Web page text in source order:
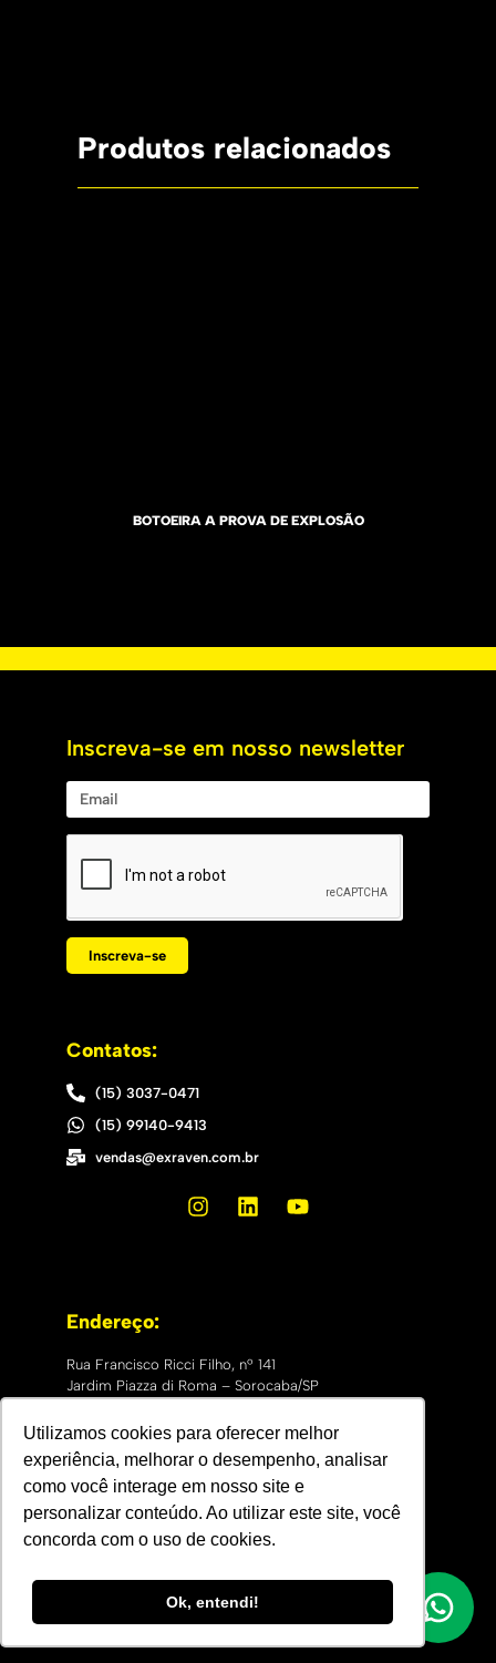
Utilizamos cookies para oferecer melhor
experiência, melhorar o desempenho, analisar
como você interage em nosso site e
personalizar conteúdo. Ao utilizar este site, você
concorda com o uso de cookies.
Ok, entendi!
Produtos relacionados
BOTOEIRA A PROVA DE EXPLOSÃO
Inscreva-se em nosso newsletter
Inscreva-se
Contatos:
(15) 3037-0471
(15) 99140-9413
vendas@exraven.com.br
Endereço:
Rua Francisco Ricci Filho, nº 141
Jardim Piazza di Roma – Sorocaba/SP
CEP: 18051-735